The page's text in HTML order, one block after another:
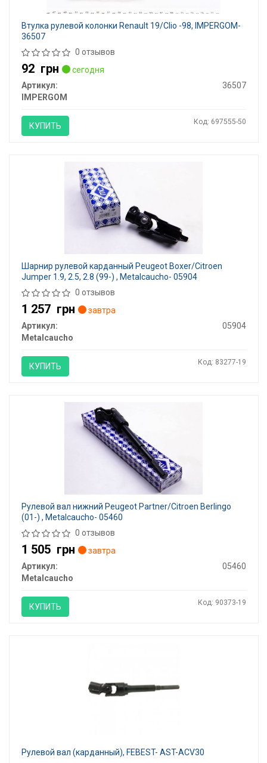
Втулка рулевой колонки Renault 19/Clio -98, IMPERGOM-
36507
0 отзывов
92 грн
сегодня
Артикул:
36507
IMPERGOM
КУПИТЬ Код: 697555-50
Шарнир рулевой карданный Peugeot Boxer/Citroen
Jumper 1.9, 2.5, 2.8 (99-) , Metalcaucho- 05904
0 отзывов
1 257 грн
завтра
Артикул:
05904
Metalcaucho
КУПИТЬ Код: 83277-19
Рулевой вал нижний Peugeot Partner/Citroen Berlingo
(01-) , Metalcaucho- 05460
0 отзывов
1 505 грн
завтра
Артикул:
05460
Metalcaucho
КУПИТЬ Код: 90373-19
Рулевой вал (карданный), FEBEST- AST-ACV30